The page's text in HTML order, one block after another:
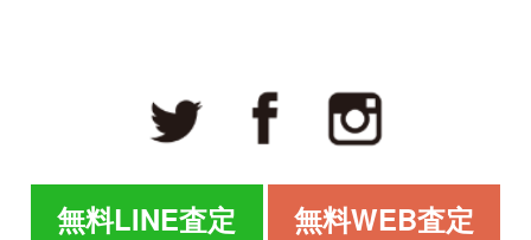
無料LINE査定 無料WEB査定